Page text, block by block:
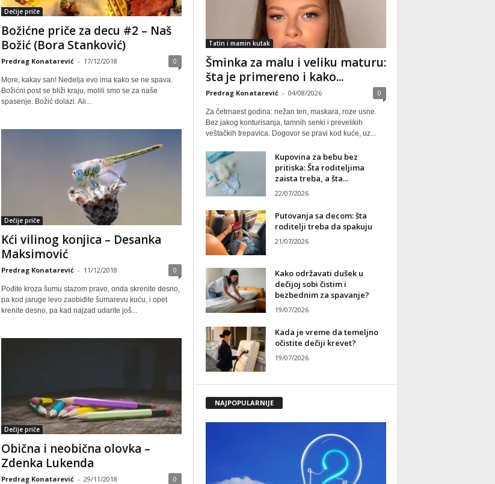
Dečije priče
Božićne priče za decu #2 – Naš
Božić (Bora Stanković)
Predrag Konatarević - 17/12/2018 0
More, kakav san! Nedelјa evo ima kako se ne spava.
Božićni post se bliži kraju, molili smo se za naše
spasenje. Božić dolazi. Ali...
Dečije priče
Kći vilinog konjica – Desanka
Maksimović
Predrag Konatarević - 11/12/2018 0
Pođite kroza šumu stazom pravo, onda skrenite desno,
pa kod jaruge levo zaobiđite šumarevu kuću, i opet
krenite desno, pa kad najzad udarite još...
Dečije priče
Obična i neobična olovka –
Zdenka Lukenda
Predrag Konatarević - 29/11/2018 0
Tatin i mamin kutak
Šminka za malu i veliku maturu:
šta je primereno i kako...
Predrag Konatarević - 04/08/2026 0
Za četrnaest godina: nežan ten, maskara, roze usne.
Bez jakog konturisanja, tamnih senki i prevelikih
veštačkih trepavica. Dogovor se pravi kod kuće, uz...
Kupovina za bebu bez
pritiska: Šta roditeljima
zaista treba, a šta...
22/07/2026
Putovanja sa decom: šta
roditelji treba da spakuju
21/07/2026
Kako održavati dušek u
dečijoj sobi čistim i
bezbednim za spavanje?
19/07/2026
Kada je vreme da temeljno
očistite dečiji krevet?
19/07/2026
NAJPOPULARNIJE